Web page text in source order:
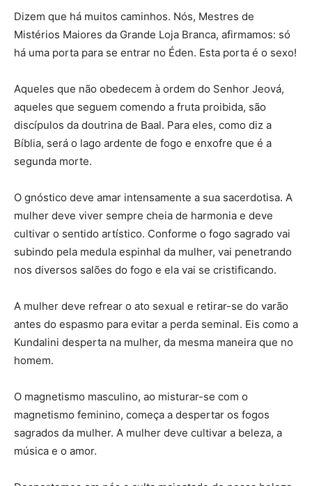
Dizem que há muitos caminhos. Nós, Mestres de
Mistérios Maiores da Grande Loja Branca, afirmamos: só
há uma porta para se entrar no Éden. Esta porta é o sexo!
Aqueles que não obedecem à ordem do Senhor Jeová,
aqueles que seguem comendo a fruta proibida, são
discípulos da doutrina de Baal. Para eles, como diz a
Bíblia, será o lago ardente de fogo e enxofre que é a
segunda morte.
O gnóstico deve amar intensamente a sua sacerdotisa. A
mulher deve viver sempre cheia de harmonia e deve
cultivar o sentido artístico. Conforme o fogo sagrado vai
subindo pela medula espinhal da mulher, vai penetrando
nos diversos salões do fogo e ela vai se cristificando.
A mulher deve refrear o ato sexual e retirar-se do varão
antes do espasmo para evitar a perda seminal. Eis como a
Kundalini desperta na mulher, da mesma maneira que no
homem.
O magnetismo masculino, ao misturar-se com o
magnetismo feminino, começa a despertar os fogos
sagrados da mulher. A mulher deve cultivar a beleza, a
música e o amor.